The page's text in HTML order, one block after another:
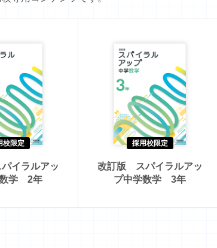
校限定
イラルアッ
学 2年
採用校限定
改訂版 スパイラルアッ
プ中学数学 3年